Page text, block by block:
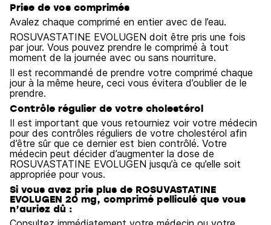
Prise de vos comprimés
Avalez chaque comprimé en entier avec de l’eau.
ROSUVASTATINE EVOLUGEN doit être pris une fois
par jour. Vous pouvez prendre le comprimé à tout
moment de la journée avec ou sans nourriture.
Il est recommandé de prendre votre comprimé chaque
jour à la même heure, ceci vous évitera d’oublier de le
prendre.
Contrôle régulier de votre cholestérol
Il est important que vous retourniez voir votre médecin
pour des contrôles réguliers de votre cholestérol afin
d’être sûr que ce dernier est bien contrôlé. Votre
médecin peut décider d’augmenter la dose de
ROSUVASTATINE EVOLUGEN jusqu’à ce qu’elle soit
appropriée pour vous.
Si vous avez pris plus de ROSUVASTATINE
EVOLUGEN 20 mg, comprimé pelliculé que vous
n’auriez dû :